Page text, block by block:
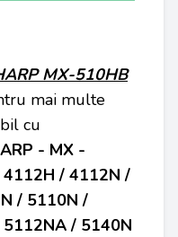
MX-510HB
mai multe
cu
- MX -
/ 4112N /
/ 5110N /
/ 5140N